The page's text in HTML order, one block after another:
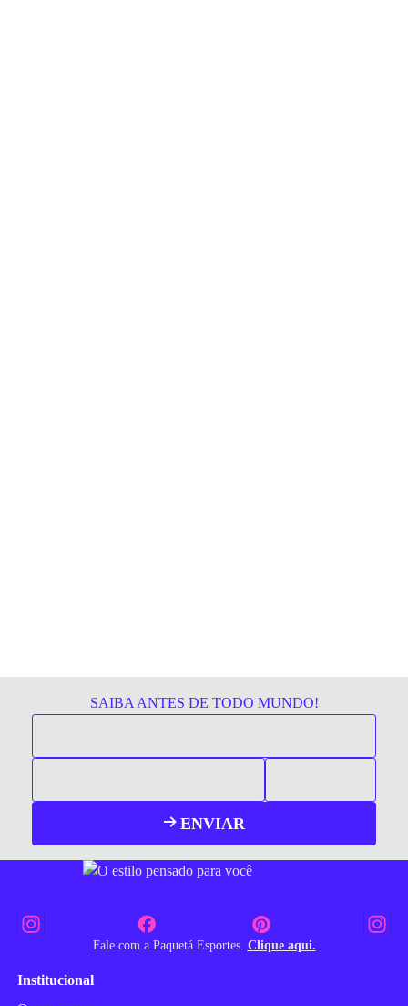
SAIBA ANTES DE TODO MUNDO!
ENVIAR
Fale com a Paquetá Esportes. Clique aqui.
Institucional